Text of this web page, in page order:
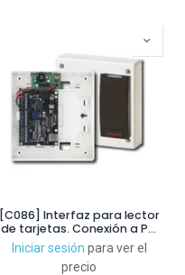
[C086] Interfaz para lector
de tarjetas. Conexión a PC
por USB (No incluye el
lector). No Flex +
Iniciar sesión para ver el
precio